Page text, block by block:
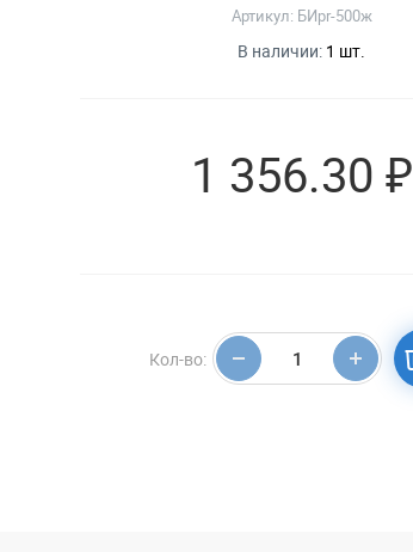
Артикул: БИpr-500ж
В наличии: 1 шт.
1 356.30 ₽
Кол-во: